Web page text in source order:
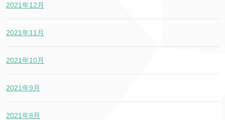
2021年12月
2021年11月
2021年10月
2021年9月
2021年8月